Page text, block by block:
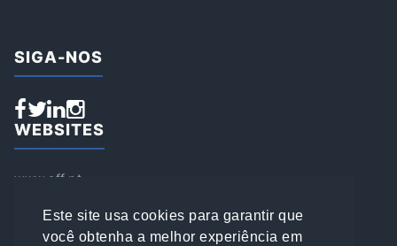
Este site usa cookies para garantir que
você obtenha a melhor experiência em
SIGA-NOS
WEBSITES
www.aff.pt
www.loja.affsports.pt
PESQUISAR